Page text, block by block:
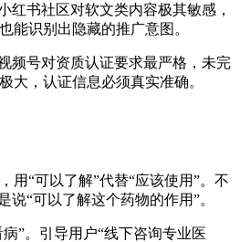
红书社区对软文类内容极其敏感，
能识别出隐藏的推广意图。
频号对资质认证要求最严格，未完
大，认证信息必须真实准确。
用“可以了解”代替“应该使用”。不
说“可以了解这个药物的作用”。
病”。引导用户“线下咨询专业医